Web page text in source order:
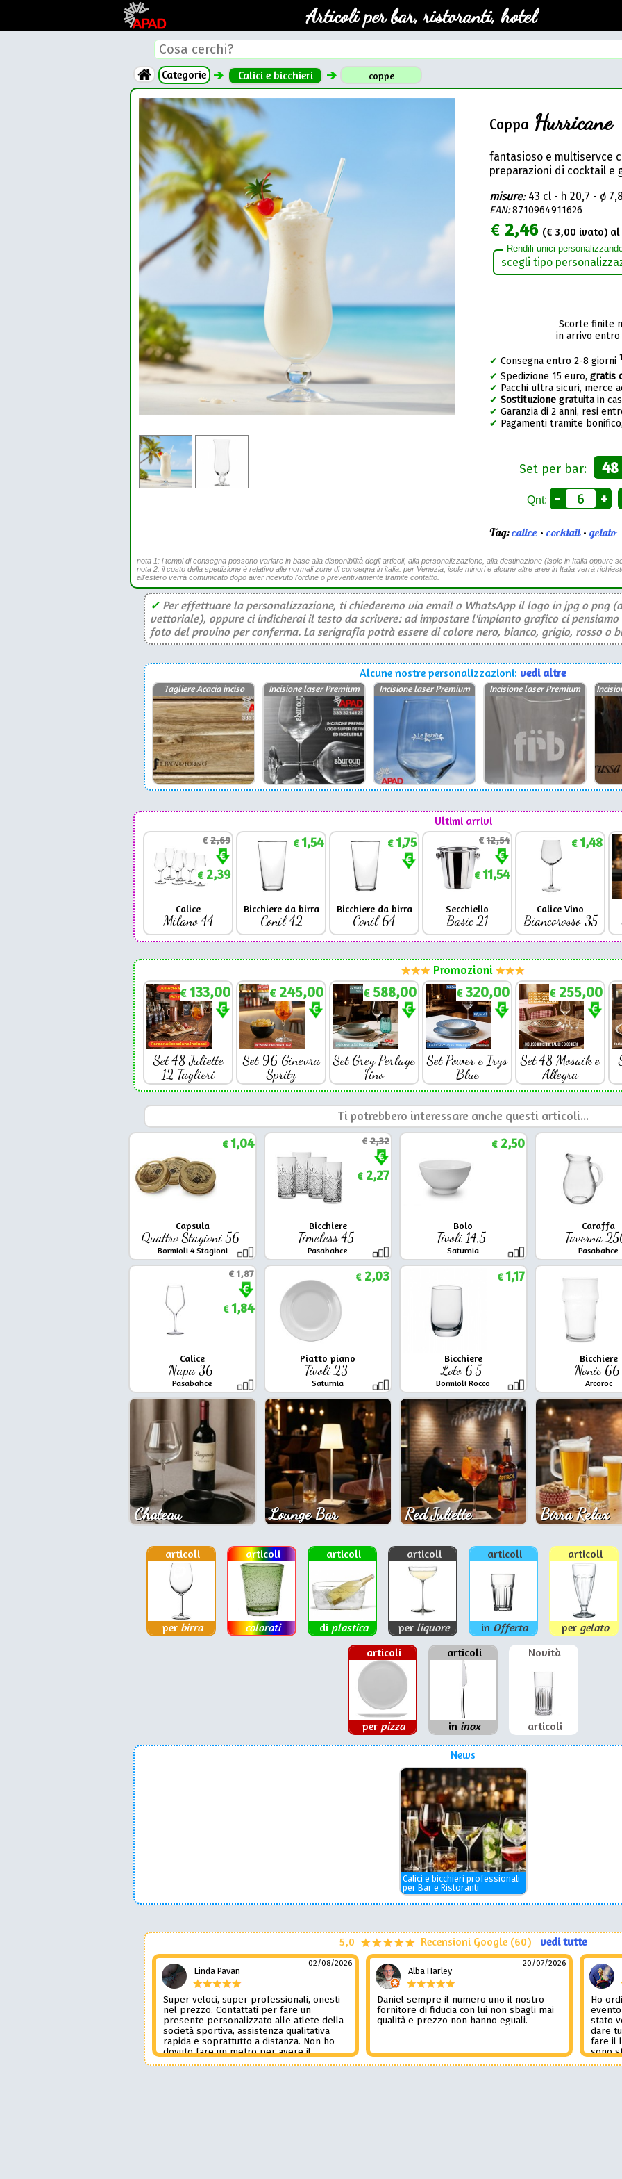
Articoli per bar, ristoranti, hotel
Categorie Calici e bicchieri coppe
CoppaHurricane
fantasioso e multiservce
preparazioni di cocktail e
misure: 43 cl - h 20,7 - ø
EAN:8710964911626
€ 2,46 (€ 3,00 ivato) al
Rendili unici
Scorte finite
in arrivo entro
✔ Consegna entro 2-8 giorni 1
✔ Spedizione 15 euro, gratis
✔ Pacchi ultra sicuri, merce
✔ Sostituzione gratuitain
✔ Garanzia di 2 anni, resi
✔ Pagamenti tramite
Set per bar: 48
Qnt: - +
Tag:calice• cocktail• gelato
nota 1: i tempi di consegna possono variare in base alla disponibilità degli articoli, alla personalizzazione, alla destinazione (isole in Italia oppure
nota 2: il costo della spedizione è relativo alle normali zone di consegna in italia: per Venezia, isole minori e alcune altre aree in Italia verrà
all'estero verrà comunicato dopo aver ricevuto l'ordine o preventivamente tramite contatto.
✓Per effettuare la personalizzazione, ti chiederemo via email o WhatsApp il logo in jpg o png
vettoriale), oppure ci indicherai il testo da scrivere: ad impostare l'impianto grafico ci
foto del provino per conferma. La serigrafia potrà essere di colore nero, bianco, grigio, rosso o
Alcune nostre personalizzazioni: vedi altre
Tagliere Acacia inciso Incisione laser Premium Incisione laser Premium Incisione laser Premium
Ultimi arrivi
€2,69
€2,39
Calice
Milano 44
€1,54
Bicchiere da birra
Conil 42
€1,75
Bicchiere da birra
Conil 64
€12,54
€11,54
Secchiello
Basic 21
€1,48
Calice Vino
Biancorosso 35
Promozioni
€133,00
Set 48 Juliette
12 Taglieri
€245,00
Set 96 Ginevra
Spritz
€588,00
Set Grey Perlage
Fino
€320,00
Set Power e Irys
Blue
€255,00
Set 48 Mosaik e
Allegra
Ti potrebbero interessare anche questi articoli...
Capsula
Quattro Stagioni 56
Bormioli 4 Stagioni
€1,04
Bicchiere
Timeless 45
Pasabahce
€2,32
€2,27
Bolo
Tivoli 14,5
Saturnia
€2,50
Caraffa
Taverna
Pasabahce
Calice
Napa 36
Pasabahce
€1,87
€1,84
Piatto piano
Tivoli 23
Saturnia
€2,03
Bicchiere
Loto 6,5
Bormioli Rocco
€1,17
Bicchiere
Nonic 66
Arcoroc
Chateau Lounge Bar Red Juliette Birra Relax
articoli
per birra
articoli
colorati
articoli
di plastica
articoli
per liquore
articoli
in Offerta
articoli
per gelato
articoli
per pizza
articoli
in inox
Novità
articoli
News
Calici e bicchieri professionali
per Bar e Ristoranti
5,0 Recensioni Google (60) vedi tutte
Linda Pavan
02/08/2026
Super veloci, super professionali, onesti
nel prezzo. Contattati per fare un
presente personalizzato alle atlete della
società sportiva, assistenza qualitativa
rapida e soprattutto a distanza. Non ho
dovuto fare un metro per avere il
prodotto desiderato. Una assistenza del
Alba Harley
20/07/2026
Daniel sempre il numero uno il nostro
fornitore di fiducia con lui non sbagli mai
qualità e prezzo non hanno eguali.
Ho
stato
dare
fare il
sono
tutto